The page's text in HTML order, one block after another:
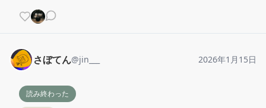
さぼてん@jin___ 2026年1月15日
読み終わった